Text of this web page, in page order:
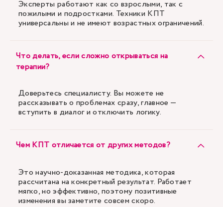
Эксперты работают как со взрослыми, так с
пожилыми и подростками. Техники КПТ
универсальны и не имеют возрастных ограничений.
Что делать, если сложно открываться на
терапии?
Доверьтесь специалисту. Вы можете не
рассказывать о проблемах сразу, главное —
вступить в диалог и отключить логику.
Чем КПТ отличается от других методов?
Это научно-доказанная методика, которая
рассчитана на конкретный результат. Работает
мягко, но эффективно, поэтому позитивные
изменения вы заметите совсем скоро.